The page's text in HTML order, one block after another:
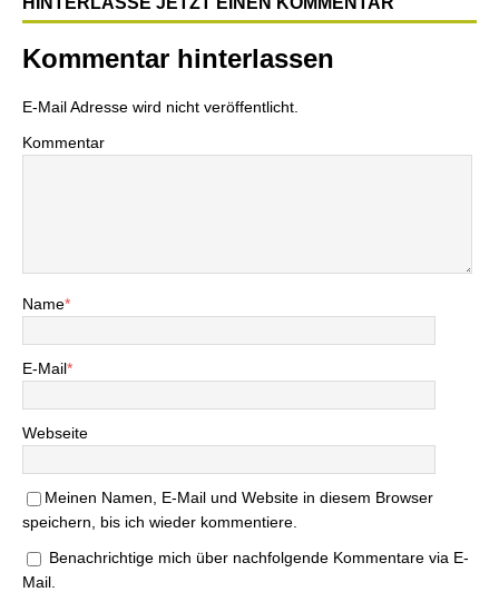
Kommentar hinterlassen
E-Mail Adresse wird nicht veröffentlicht.
Kommentar
Name*
E-Mail*
Webseite
Meinen Namen, E-Mail und Website in diesem Browser
speichern, bis ich wieder kommentiere.
Benachrichtige mich über nachfolgende Kommentare via E-
Mail.